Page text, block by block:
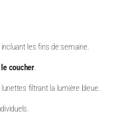
incluant les fins de semaine.
coucher.
filtrant la lumière bleue.